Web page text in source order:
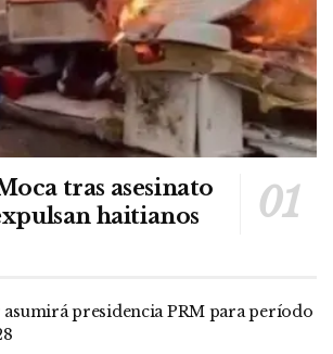
tras asesinato
haitianos
presidencia PRM para período